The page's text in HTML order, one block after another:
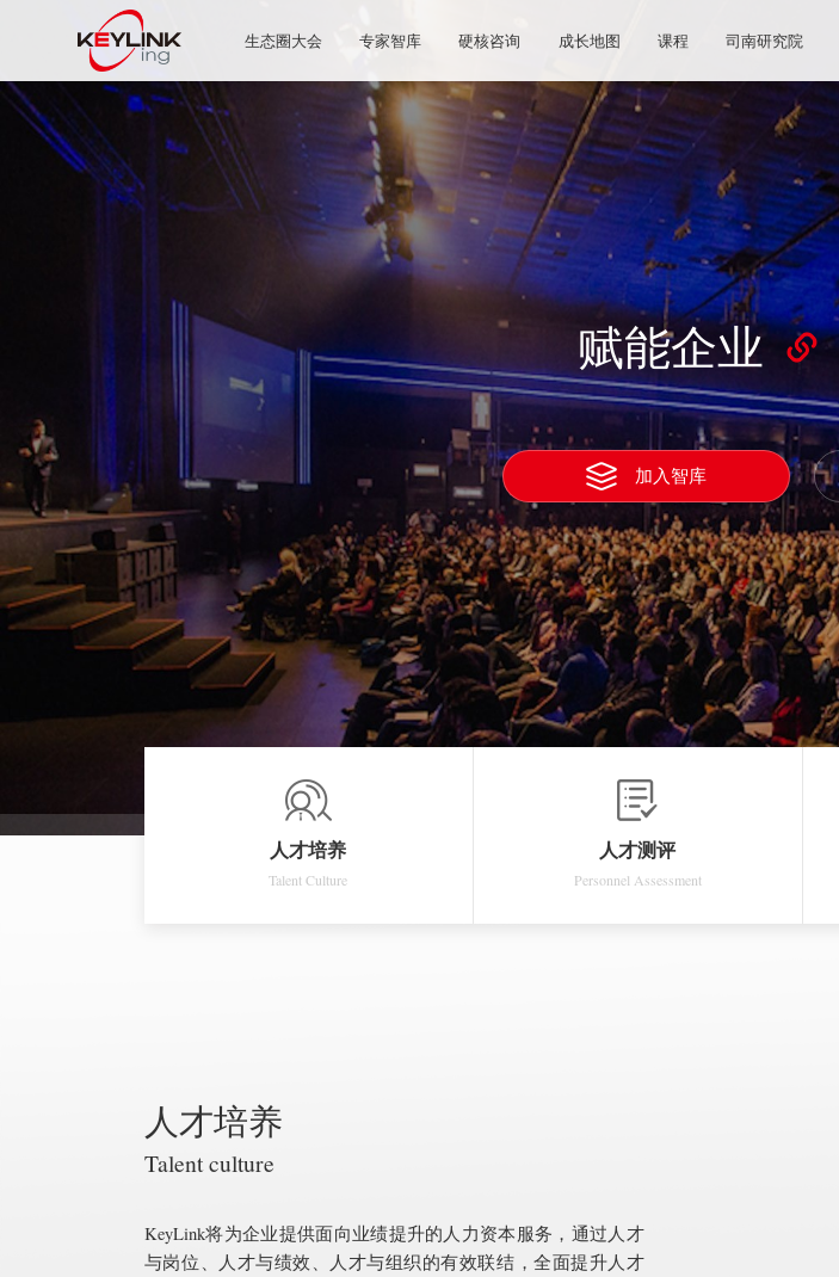
生态圈大会 专家智库 硬核咨询 成长地图 课程 司南研究院
赋能企业
加入智库
人才培养
Talent Culture
人才测评
Personnel Assessment
人才培养
Talent culture
KeyLink将为企业提供面向业绩提升的人力资本服务，通过人才
与岗位、人才与绩效、人才与组织的有效联结，全面提升人才